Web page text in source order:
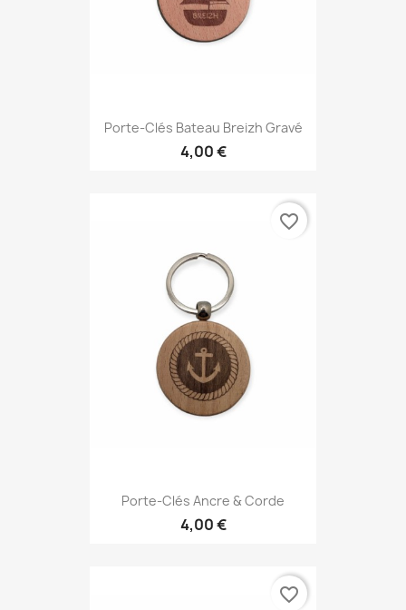
Porte-Clés Bateau Breizh Gravé
4,00 €
Porte-Clés Ancre & Corde
4,00 €
favorite_border
favorite_border